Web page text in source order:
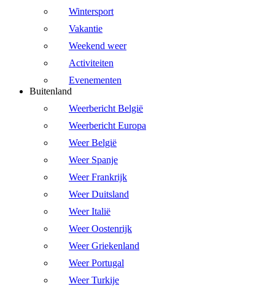
Wintersport
Vakantie
Weekend weer
Activiteiten
Evenementen
Buitenland
Weerbericht België
Weerbericht Europa
Weer België
Weer Spanje
Weer Frankrijk
Weer Duitsland
Weer Italië
Weer Oostenrijk
Weer Griekenland
Weer Portugal
Weer Turkije